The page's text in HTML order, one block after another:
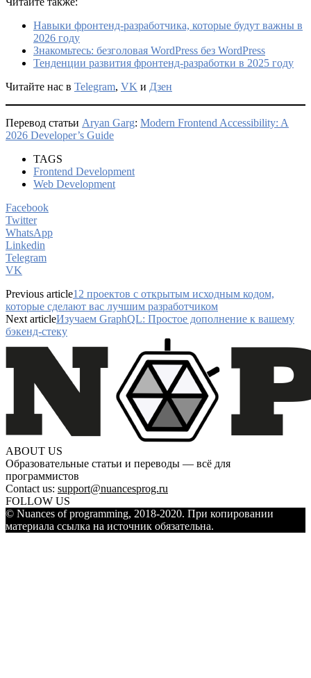
Навыки фронтенд-разработчика, которые будут важны в
2026 году
Знакомьтесь: безголовая WordPress без WordPress
Тенденции развития фронтенд-разработки в 2025 году
Читайте нас в Telegram, VK и Дзен
Перевод статьи Aryan Garg: Modern Frontend Accessibility: A
2026 Developer’s Guide
TAGS
Frontend Development
Web Development
Facebook
Twitter
WhatsApp
Linkedin
Telegram
VK
Previous article12 проектов с открытым исходным кодом,
которые сделают вас лучшим разработчиком
Next articleИзучаем GraphQL: Простое дополнение к вашему
бэкенд-стеку
ABOUT US
Образовательные статьи и переводы — всё для
программистов
Contact us: support@nuancesprog.ru
FOLLOW US
© Nuances of programming, 2018-2020. При копировании
материала ссылка на источник обязательна.